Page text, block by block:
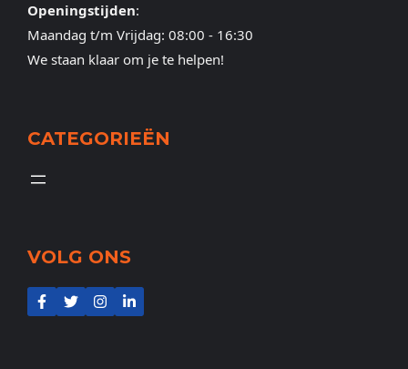
Openingstijden:
Maandag t/m Vrijdag: 08:00 - 16:30
We staan klaar om je te helpen!
CATEGORIEËN
VOLG ONS